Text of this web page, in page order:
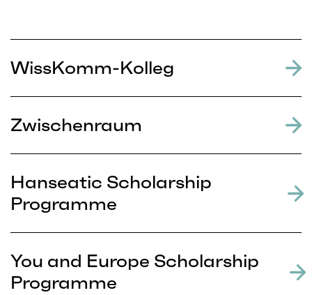
WissKomm-Kolleg
Zwischenraum
Hanseatic Scholarship
Programme
You and Europe Scholarship
Programme